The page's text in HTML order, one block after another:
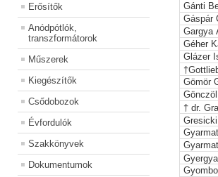
Erősítők
Anódpótlók,
transzformátorok
Műszerek
Kiegészítők
Csődobozok
Évfordulók
Szakkönyvek
Dokumentumok
Gánti
Gáspár
Gargya
Géher
Glázer
Gömör
† dr.